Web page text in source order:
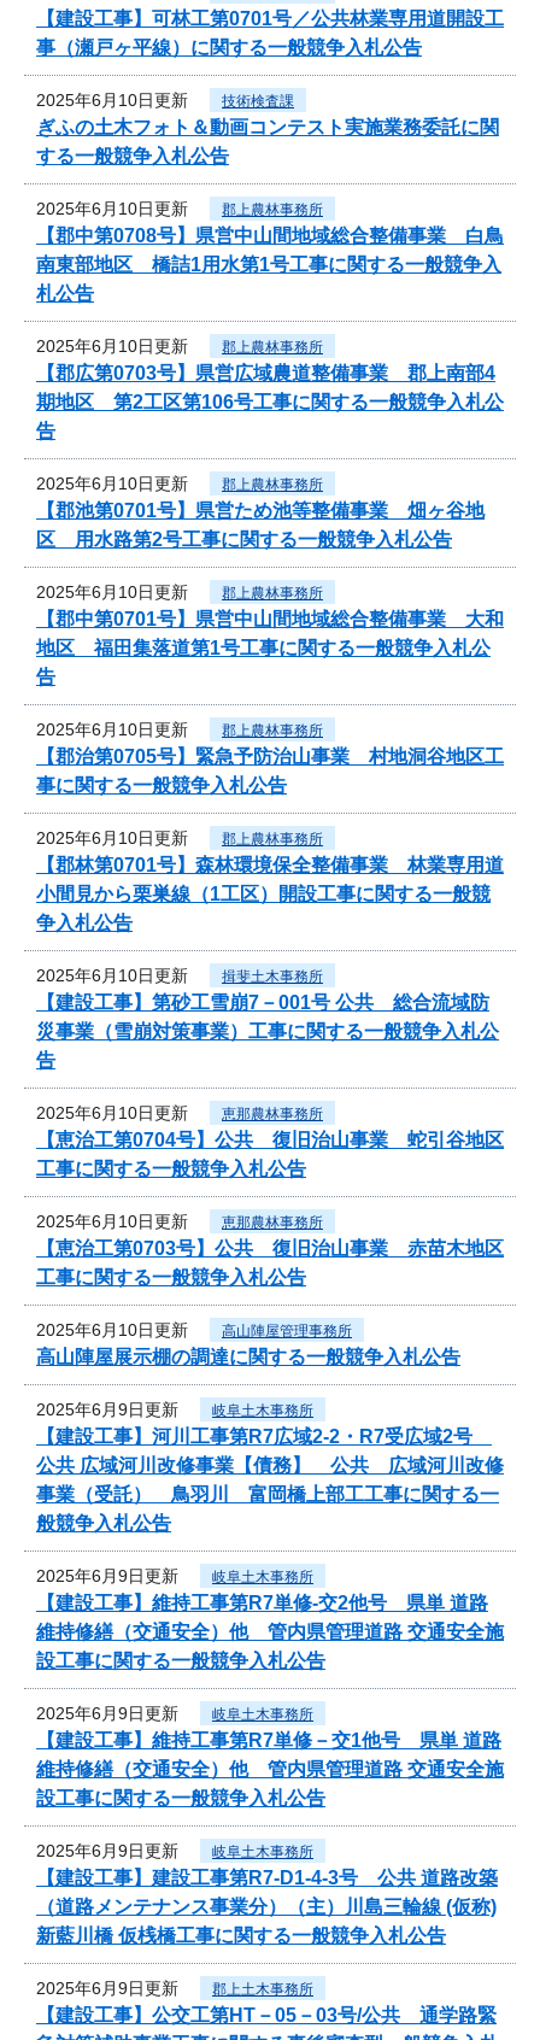
【建設工事】可林工第0701号／公共林業専用道開設工
事（瀬戸ヶ平線）に関する一般競争入札公告
2025年6月10日更新 技術検査課
ぎふの土木フォト＆動画コンテスト実施業務委託に関
する一般競争入札公告
2025年6月10日更新 郡上農林事務所
【郡中第0708号】県営中山間地域総合整備事業 白鳥
南東部地区 橋詰1用水第1号工事に関する一般競争入
札公告
2025年6月10日更新 郡上農林事務所
【郡広第0703号】県営広域農道整備事業 郡上南部4
期地区 第2工区第106号工事に関する一般競争入札公
告
2025年6月10日更新 郡上農林事務所
【郡池第0701号】県営ため池等整備事業 畑ヶ谷地
区 用水路第2号工事に関する一般競争入札公告
2025年6月10日更新 郡上農林事務所
【郡中第0701号】県営中山間地域総合整備事業 大和
地区 福田集落道第1号工事に関する一般競争入札公
告
2025年6月10日更新 郡上農林事務所
【郡治第0705号】緊急予防治山事業 村地洞谷地区工
事に関する一般競争入札公告
2025年6月10日更新 郡上農林事務所
【郡林第0701号】森林環境保全整備事業 林業専用道
小間見から栗巣線（1工区）開設工事に関する一般競
争入札公告
2025年6月10日更新 揖斐土木事務所
【建設工事】第砂工雪崩7－001号 公共 総合流域防
災事業（雪崩対策事業）工事に関する一般競争入札公
告
2025年6月10日更新 恵那農林事務所
【恵治工第0704号】公共 復旧治山事業 蛇引谷地区
工事に関する一般競争入札公告
2025年6月10日更新 恵那農林事務所
【恵治工第0703号】公共 復旧治山事業 赤苗木地区
工事に関する一般競争入札公告
2025年6月10日更新 高山陣屋管理事務所
高山陣屋展示棚の調達に関する一般競争入札公告
2025年6月9日更新 岐阜土木事務所
【建設工事】河川工事第R7広域2-2・R7受広域2号
公共 広域河川改修事業【債務】 公共 広域河川改修
事業（受託） 鳥羽川 富岡橋上部工工事に関する一
般競争入札公告
2025年6月9日更新 岐阜土木事務所
【建設工事】維持工事第R7単修-交2他号 県単 道路
維持修繕（交通安全）他 管内県管理道路 交通安全施
設工事に関する一般競争入札公告
2025年6月9日更新 岐阜土木事務所
【建設工事】維持工事第R7単修－交1他号 県単 道路
維持修繕（交通安全）他 管内県管理道路 交通安全施
設工事に関する一般競争入札公告
2025年6月9日更新 岐阜土木事務所
【建設工事】建設工事第R7-D1-4-3号 公共 道路改築
（道路メンテナンス事業分）（主）川島三輪線 (仮称)
新藍川橋 仮桟橋工事に関する一般競争入札公告
2025年6月9日更新 郡上土木事務所
【建設工事】公交工第HT－05－03号/公共 通学路緊